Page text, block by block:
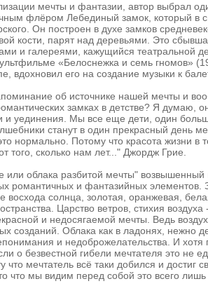
мечты и фантазии, автор выбрал
флёром Лебединый замок, который в
Он построен в духе замков
кости, парят над деревьями. Это
и галереями, кажущийся театральной
«Белоснежка и семь гномов»
вдохновил его на создание музыки к
об источнике нашей мечты и
замках в детстве? Я думаю,
и уединения. Мы все еще дети, один
станут в один прекрасный день
нормально. Потому что красота жизни
того, сколько нам лет..." Джордж Грие.
или облака разбитой мечты"
романтичных и фантазийных элементов.
солнца, золотая, оранжевая,
Царство ветров, стихия
и недосягаемой мечты. Ведь
созданий. Облака как в ладонях, нежно
и недоброжелательства. И
о безвестной гибели мечтателя это не
что мечтатель всё таки добился и
что мы видим перед собой это всего лишь